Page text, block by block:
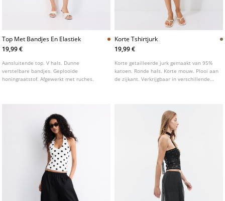
Top Met Bandjes En Elastiek
19,99 €
Aansluitende top. V hals. Dunne
verstelbare bandjes. Geplooide
honingraatstof. Afgewerkt met ruches.
Korte Tshirtjurk
19,99 €
Korte getailleerde jurk gemaakt van 95%
katoen. Ronde hals. Korte mouw. Plooi aan
de zijkant. Verkrijgbaar in verschillende